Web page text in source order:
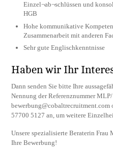
Einzel¬ab¬schlüssen und
HGB
Hohe kommunikative
Zusammenarbeit mit anderen
Sehr gute Englischkenntnisse
Haben wir Ihr
Dann senden Sie bitte Ihre
Nennung der Referenznummer
bewerbung@cobaltrecruitment.com
57700 5127 an, um weitere
Unsere spezialisierte Beraterin
Ihre Bewerbung!